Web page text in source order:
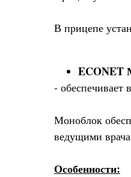
В прицепе
ECONET
- обеспечивает
Моноблок
ведущими
Особенности: